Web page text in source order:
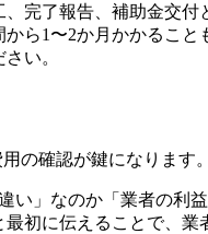
完了報告、補助金交
ら1〜2か月かかるこ
い。
の確認が鍵になります。
い」なのか「業者の利
初に伝えることで、